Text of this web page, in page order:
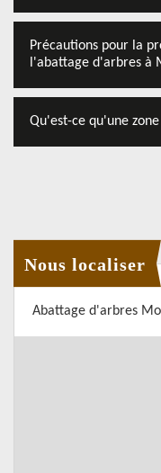
Précautions pour la
l'abattage d'arbres à
Qu'est-ce qu'une
Nous localiser
Abattage d'arbres